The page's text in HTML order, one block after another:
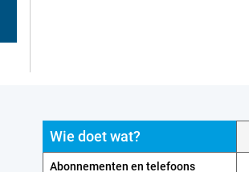
Wie doet wat?
Abonnementen en telefoons